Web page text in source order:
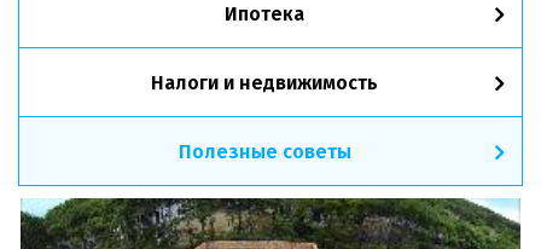
Ипотека
Налоги и недвижимость
Полезные советы